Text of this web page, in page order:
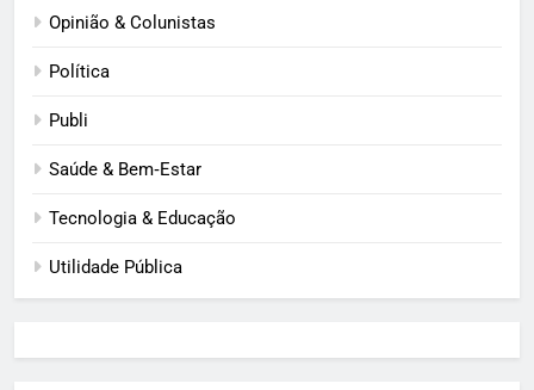
Opinião & Colunistas
Política
Publi
Saúde & Bem‑Estar
Tecnologia & Educação
Utilidade Pública